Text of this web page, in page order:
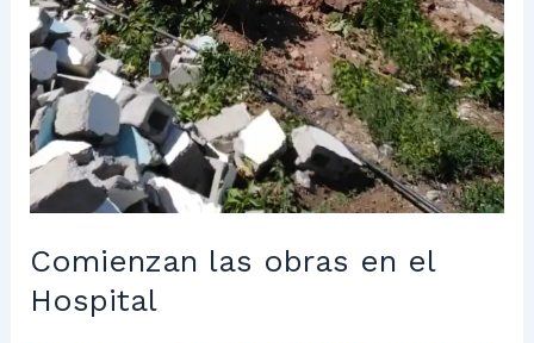
Comienzan las obras en el
Hospital